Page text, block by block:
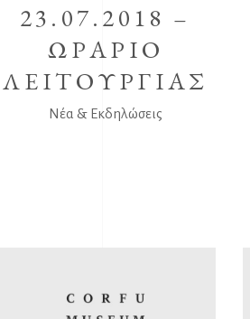
23.07.2018 –
ΩΡΑΡΙΟ
ΛΕΙΤΟΥΡΓΙΑΣ
Νέα & Εκδηλώσεις